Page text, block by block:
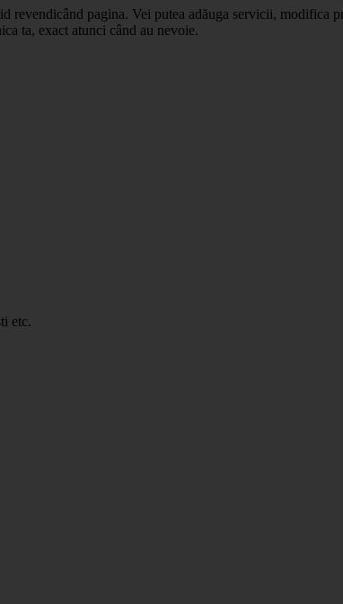
revendicând pagina. Vei putea adăuga servicii, modifica
ta, exact atunci când au nevoie.
etc.